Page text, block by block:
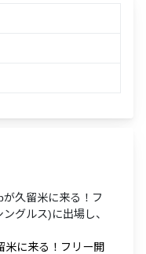
久留米に来る！フ
グルス)に出場し、
米に来る！フリー開